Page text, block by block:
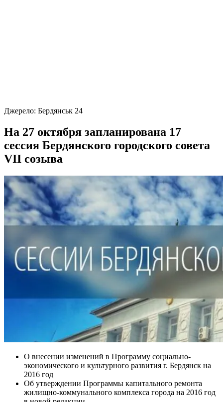
Джерело: Бердянськ 24
На 27 октября запланирована 17
сессия Бердянского городского совета
VII созыва
О внесении изменений в Программу социально-
экономического и культурного развития г. Бердянск на
2016 год
Об утверждении Программы капитального ремонта
жилищно-коммунального комплекса города на 2016 год